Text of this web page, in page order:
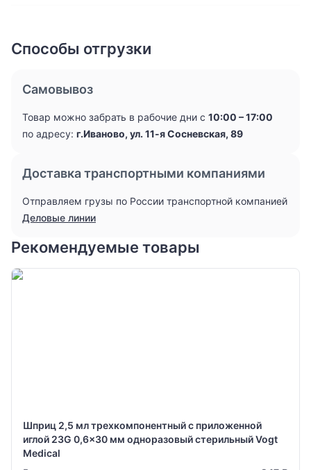
Способы отгрузки
Самовывоз
Товар можно забрать в рабочие дни с 10:00 – 17:00
по адресу: г.Иваново, ул. 11-я Сосневская, 89
Доставка транспортными компаниями
Отправляем грузы по России транспортной компанией
Деловые линии
Рекомендуемые товары
Шприц 2,5 мл трехкомпонентный с приложенной
иглой 23G 0,6x30 мм одноразовый стерильный Vogt
Medical